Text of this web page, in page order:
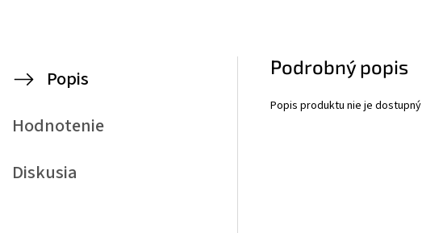
Popis
Hodnotenie
Diskusia
Podrobný popis
Popis produktu nie je dostupný